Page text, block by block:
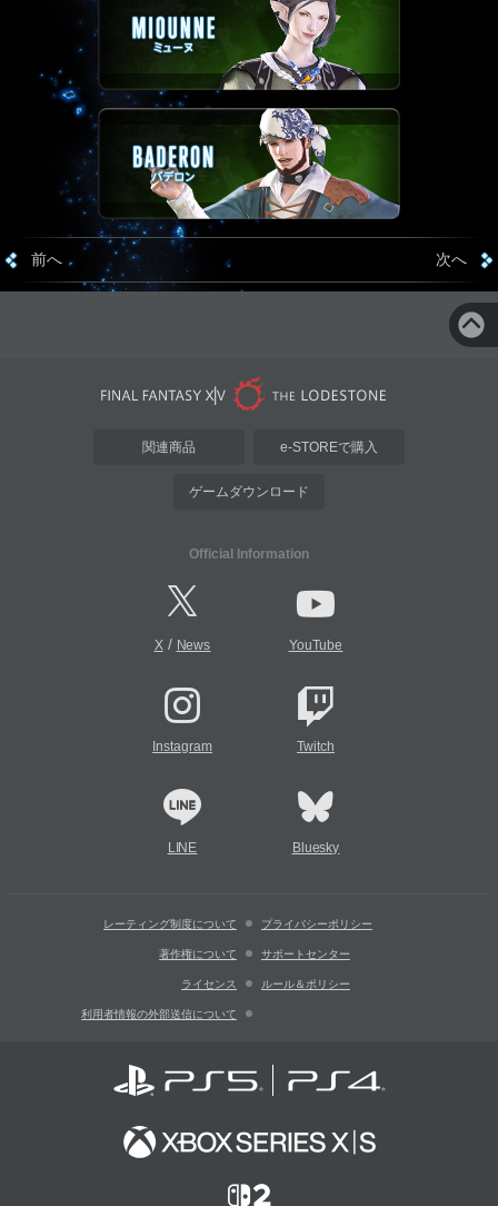
前へ 次へ
関連商品 e-STOREで購入
ゲームダウンロード
Official Information
X/ News YouTube
Instagram Twitch
LINE Bluesky
レーティング制度について プライバシーポリシー
著作権について サポートセンター
ライセンス ルール＆ポリシー
利用者情報の外部送信について